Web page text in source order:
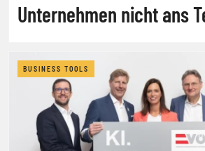
Unternehmen nicht ans
BUSINESS TOOLS